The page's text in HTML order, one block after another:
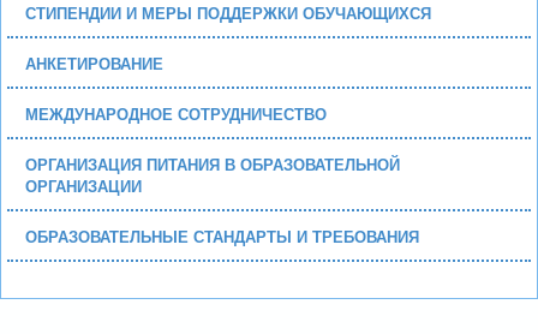
СТИПЕНДИИ И МЕРЫ ПОДДЕРЖКИ ОБУЧАЮЩИХСЯ
АНКЕТИРОВАНИЕ
МЕЖДУНАРОДНОЕ СОТРУДНИЧЕСТВО
ОРГАНИЗАЦИЯ ПИТАНИЯ В ОБРАЗОВАТЕЛЬНОЙ
ОРГАНИЗАЦИИ
ОБРАЗОВАТЕЛЬНЫЕ СТАНДАРТЫ И ТРЕБОВАНИЯ